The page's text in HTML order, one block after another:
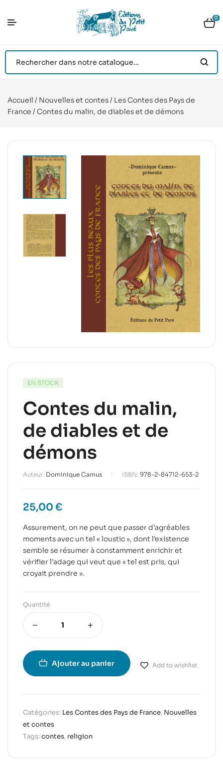
0
Accueil / Nouvelles et contes/ Les Contes des Pays de
France / Contes du malin, de diables et de démons
EN STOCK
Contes du malin,
de diables et de
démons
Auteur: Dominique Camus ISBN: 978-2-84712-653-2
25,00 €
Assurement, on ne peut que passer d’agréables
moments avec un tel « loustic », dont l’existence
semble se résumer à constamment enrichir et
vérifier l’adage qui veut que « tel est pris, qui
croyait prendre ».
Quantité
Ajouter au panier Add to wishlist
Catégories: Les Contes des Pays de France, Nouvelles
et contes
Tags:contes, religion